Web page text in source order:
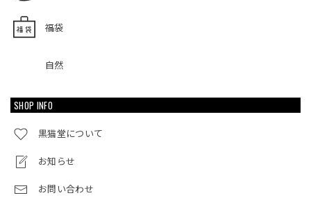
福袋
自然
SHOP INFO
黒猫堂について
お知らせ
お問い合わせ